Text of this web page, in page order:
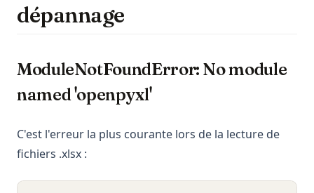
dépannage
ModuleNotFoundError: No module
named 'openpyxl'
C'est l'erreur la plus courante lors de la lecture de
fichiers .xlsx :